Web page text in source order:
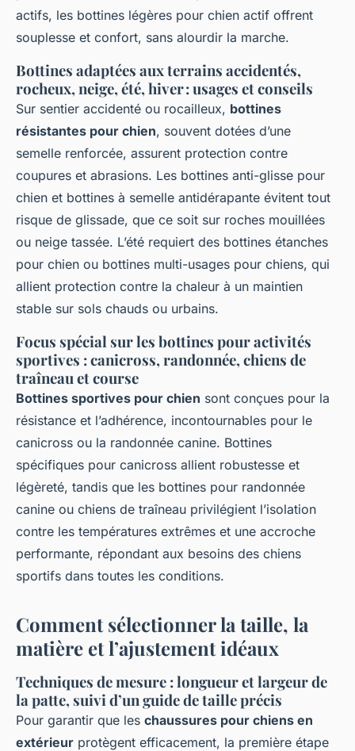
actifs, les bottines légères pour chien actif offrent
souplesse et confort, sans alourdir la marche.
Bottines adaptées aux terrains accidentés,
rocheux, neige, été, hiver : usages et conseils
Sur sentier accidenté ou rocailleux, bottines
résistantes pour chien, souvent dotées d’une
semelle renforcée, assurent protection contre
coupures et abrasions. Les bottines anti-glisse pour
chien et bottines à semelle antidérapante évitent tout
risque de glissade, que ce soit sur roches mouillées
ou neige tassée. L’été requiert des bottines étanches
pour chien ou bottines multi-usages pour chiens, qui
allient protection contre la chaleur à un maintien
stable sur sols chauds ou urbains.
Focus spécial sur les bottines pour activités
sportives : canicross, randonnée, chiens de
traîneau et course
Bottines sportives pour chien sont conçues pour la
résistance et l’adhérence, incontournables pour le
canicross ou la randonnée canine. Bottines
spécifiques pour canicross allient robustesse et
légèreté, tandis que les bottines pour randonnée
canine ou chiens de traîneau privilégient l’isolation
contre les températures extrêmes et une accroche
performante, répondant aux besoins des chiens
sportifs dans toutes les conditions.
Comment sélectionner la taille, la
matière et l’ajustement idéaux
Techniques de mesure : longueur et largeur de
la patte, suivi d’un guide de taille précis
Pour garantir que les chaussures pour chiens en
extérieur protègent efficacement, la première étape